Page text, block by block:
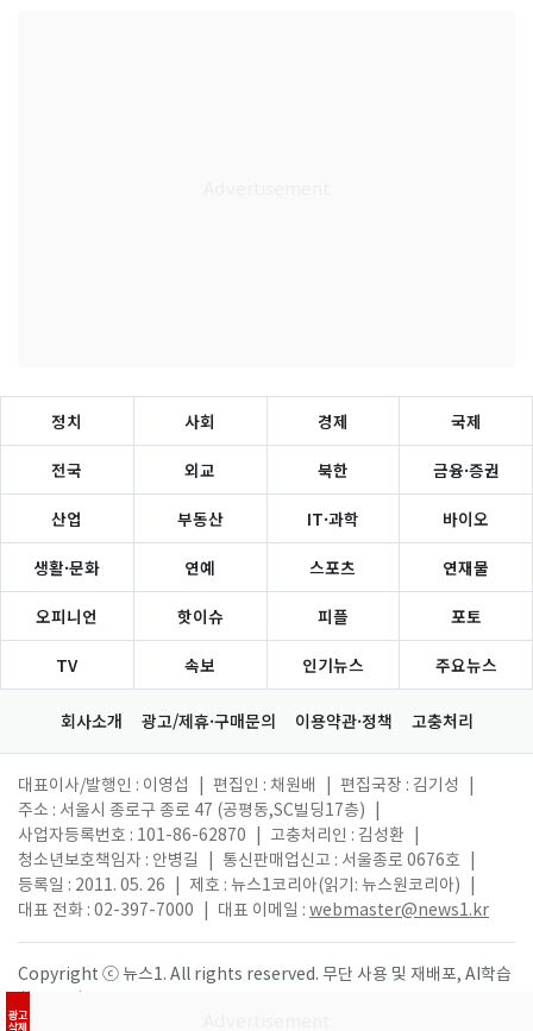
광고
삭제
정치 사회 경제 국제
전국 외교 북한 금융·증권
산업 부동산 IT·과학 바이오
생활·문화 연예 스포츠 연재물
오피니언 핫이슈 피플 포토
TV 속보 인기뉴스 주요뉴스
회사소개 광고/제휴·구매문의 이용약관·정책 고충처리
대표이사/발행인 : 이영섭 편집인 : 채원배 편집국장 : 김기성
주소 : 서울시 종로구 종로 47 (공평동,SC빌딩17층)
사업자등록번호 : 101-86-62870
고충처리인 : 김성환
청소년보호책임자 : 안병길
통신판매업신고 : 서울종로 0676호
등록일 : 2011. 05. 26
제호 : 뉴스1코리아(읽기: 뉴스원코리아)
대표 전화 : 02-397-7000
대표 이메일 : webmaster@news1.kr
Copyright ⓒ 뉴스1. All rights reserved. 무단 사용 및 재배포, AI학습
활용 금지.